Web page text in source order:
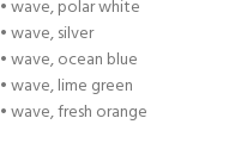
• wave, polar white
• wave, silver
• wave, ocean blue
• wave, lime green
• wave, fresh orange